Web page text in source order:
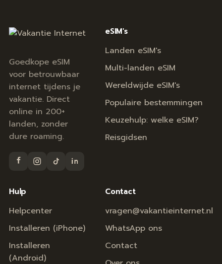
Goedkope eSIM
voor betrouwbaar
internet tijdens je
vakantie. Direct
online in 200+
landen, zonder
dure roaming.
eSIM's
Landen eSIM's
Multi-landen eSIM
Wereldwijde eSIM's
Populaire bestemmingen
Keuzehulp: welke eSIM?
Reisgidsen
Hulp
Helpcenter
Installeren (iPhone)
Installeren
(Android)
Contact
vragen@vakantieinternet.nl
WhatsApp ons
Contact